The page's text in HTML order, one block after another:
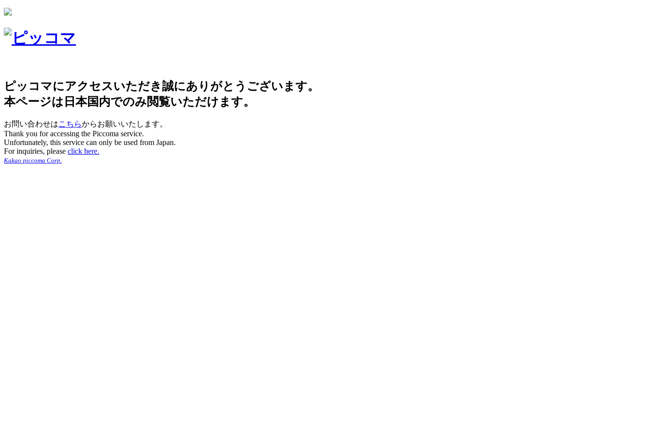
ピッコマにアクセスいただき誠にありがとうございます。
本ページは日本国内でのみ閲覧いただけます。
お問い合わせはこちらからお願いいたします。
Thank you for accessing the Piccoma service.
Unfortunately, this service can only be used from Japan.
For inquiries, please click here.
Kakao piccoma Corp.